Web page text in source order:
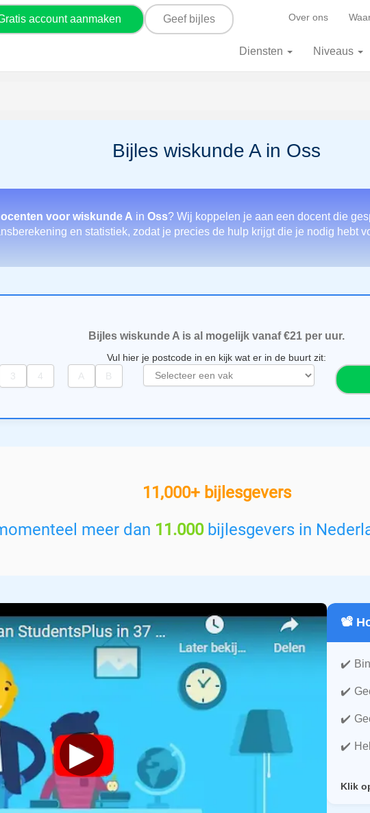
account aanmaken Geef bijles Over ons
Diensten Niveaus
Bijles wiskunde A in Oss
voor wiskunde A in Oss? Wij koppelen je aan een docent die
en statistiek, zodat je precies de hulp krijgt die je nodig hebt
Bijles wiskunde A is al mogelijk vanaf €21 per uur.
Vul hier je postcode in en kijk wat er in de buurt zit:
e
e
n
11,000+ bijlesgevers
meer dan 11.000bijlesgevers in
▶
📽️
Klik